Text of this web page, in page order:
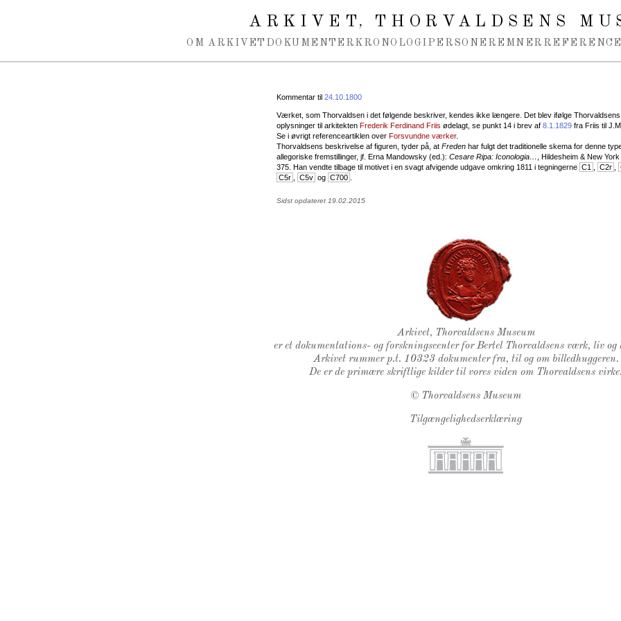
ARKIVET, THORVALDSENS
OM ARKIVET DOKUMENTER KRONOLOGI PERSONER EMNER
Kommentar til 24.10.1800
Værket, som Thorvaldsen i det følgende beskriver, kendes ikke længere. Det blev ifølge Thorvaldsens
oplysninger til arkitekten Frederik Ferdinand Friis ødelagt, se punkt 14 i brev af 8.1.1829 fra Friis til
Se i øvrigt referenceartiklen over Forsvundne værker.
Thorvaldsens beskrivelse af figuren, tyder på, at Freden har fulgt det traditionelle skema for denne
allegoriske fremstillinger, jf. Erna Mandowsky (ed.): Cesare Ripa: Iconologia…
, Hildesheim & New York
375. Han vendte tilbage til motivet i en svagt afvigende udgave omkring 1811 i tegningerne C1 C2r
C5r
C5v og C700
Sidst opdateret 19.02.2015
Thorvaldsens Segl
Arkivet, Thorvaldsens Museum
er et dokumentations- og forskningscenter for Bertel Thorvaldsens værk, liv og
Arkivet rummer p.t. 10323 dokumenter fra, til og om billedhuggeren.
De er de primære skriftlige kilder til vores viden om Thorvaldsens virke.
© Thorvaldsens Museum
Tilgængelighedserklæring